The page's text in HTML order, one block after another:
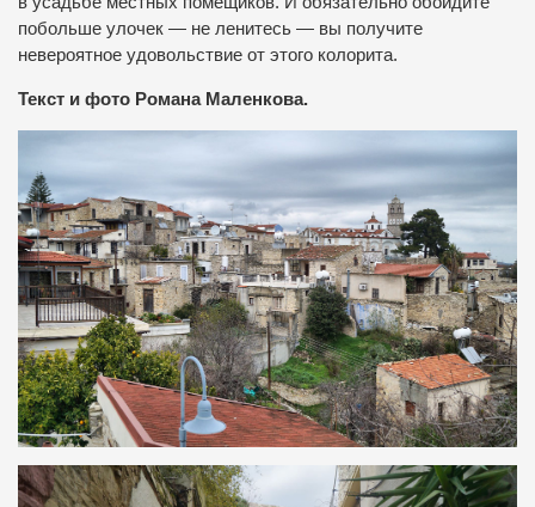
побольше улочек — не ленитесь — вы получите
невероятное удовольствие от этого колорита.
Текст и фото Романа Маленкова.